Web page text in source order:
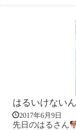
はるいけない
2017年6月9日
先日のはるさん